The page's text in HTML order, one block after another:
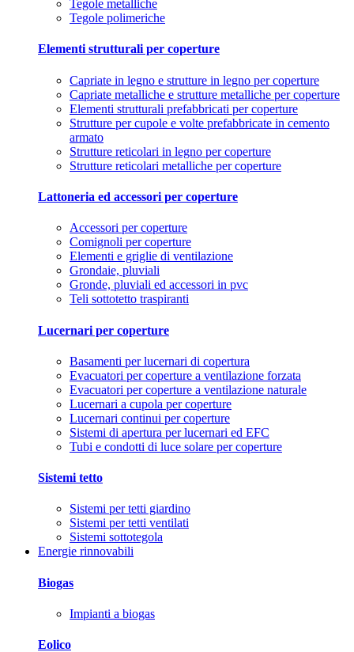
Tegole metalliche
Tegole polimeriche
Elementi strutturali per coperture
Capriate in legno e strutture in legno per coperture
Capriate metalliche e strutture metalliche per coperture
Elementi strutturali prefabbricati per coperture
Strutture per cupole e volte prefabbricate in cemento
armato
Strutture reticolari in legno per coperture
Strutture reticolari metalliche per coperture
Lattoneria ed accessori per coperture
Accessori per coperture
Comignoli per coperture
Elementi e griglie di ventilazione
Grondaie, pluviali
Gronde, pluviali ed accessori in pvc
Teli sottotetto traspiranti
Lucernari per coperture
Basamenti per lucernari di copertura
Evacuatori per coperture a ventilazione forzata
Evacuatori per coperture a ventilazione naturale
Lucernari a cupola per coperture
Lucernari continui per coperture
Sistemi di apertura per lucernari ed EFC
Tubi e condotti di luce solare per coperture
Sistemi tetto
Sistemi per tetti giardino
Sistemi per tetti ventilati
Sistemi sottotegola
Energie rinnovabili
Biogas
Impianti a biogas
Eolico